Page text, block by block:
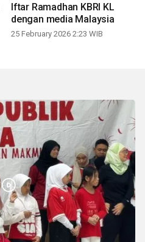
Iftar Ramadhan KBRI KL
dengan media Malaysia
25 February 2026 2:23 WIB